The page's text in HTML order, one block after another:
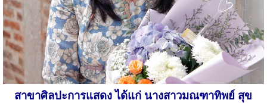
สาขาศิลปะการแสดง ได้แก่ นางสาวมณฑาทิพย์ สุข